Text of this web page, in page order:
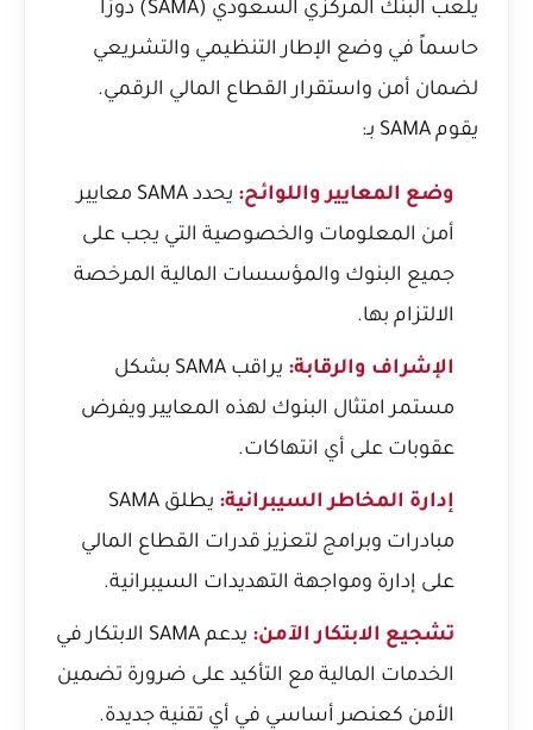
يلعب البنك المركزي السعودي (SAMA) دورًا
حاسماً في وضع الإطار التنظيمي والتشريعي
لضمان أمن واستقرار القطاع المالي الرقمي.
يقوم SAMA بـ:
وضع المعايير واللوائح:
يحدد SAMA معايير
أمن المعلومات والخصوصية التي يجب على
جميع البنوك والمؤسسات المالية المرخصة
الالتزام بها.
الإشراف والرقابة:
يراقب SAMA بشكل
مستمر امتثال البنوك لهذه المعايير ويفرض
عقوبات على أي انتهاكات.
إدارة المخاطر السيبرانية:
يطلق SAMA
مبادرات وبرامج لتعزيز قدرات القطاع المالي
على إدارة ومواجهة التهديدات السيبرانية.
تشجيع الابتكار الآمن:
يدعم SAMA الابتكار في
الخدمات المالية مع التأكيد على ضرورة تضمين
الأمن كعنصر أساسي في أي تقنية جديدة.